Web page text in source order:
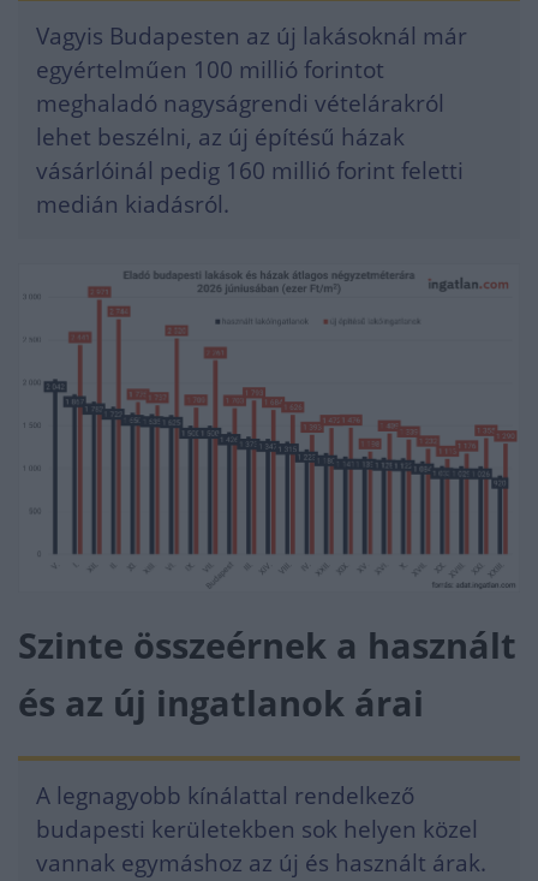
Vagyis Budapesten az új lakásoknál már
egyértelműen 100 millió forintot
meghaladó nagyságrendi vételárakról
lehet beszélni, az új építésű házak
vásárlóinál pedig 160 millió forint feletti
medián kiadásról.
Szinte összeérnek a használt
és az új ingatlanok árai
A legnagyobb kínálattal rendelkező
budapesti kerületekben sok helyen közel
vannak egymáshoz az új és használt árak.